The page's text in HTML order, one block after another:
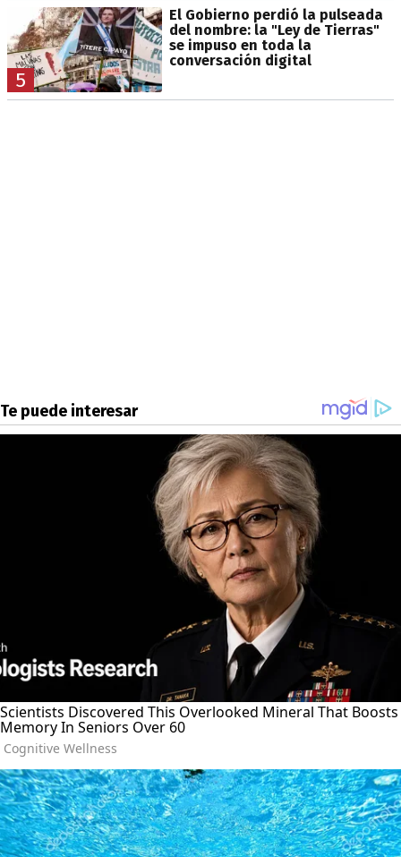
5
El Gobierno perdió la pulseada
del nombre: la "Ley de Tierras"
se impuso en toda la
conversación digital